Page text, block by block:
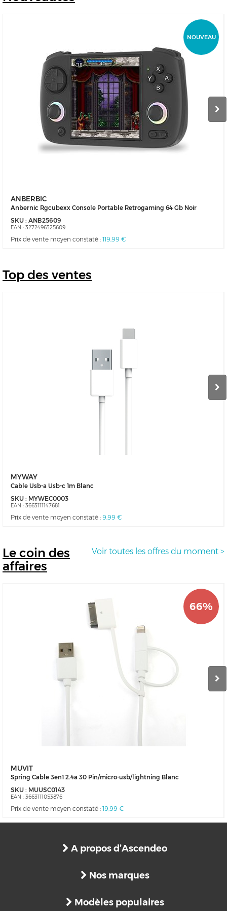
NOUVEAU
ANBERBIC
Anbernic Rgcubexx Console Portable Retrogaming 64 Gb Noir
SKU : ANB25609
EAN : 3272496325609
Prix de vente moyen constaté : 119,99 €
Top des ventes
MYWAY
Cable Usb-a Usb-c 1m Blanc
SKU : MYWEC0003
EAN : 3663111147681
Prix de vente moyen constaté : 9,99 €
Voir toutes les offres du moment >
Le coin des
affaires
66%
MUVIT
Spring Cable 3en1 2.4a 30 Pin/micro-usb/lightning Blanc
SKU : MUUSC0143
EAN : 3663111053876
Prix de vente moyen constaté : 19,99 €
A propos d’Ascendeo
Nos marques
Modèles populaires